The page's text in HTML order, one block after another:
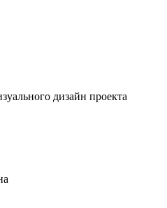
дизайн проекта